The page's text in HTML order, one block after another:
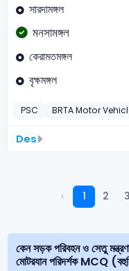
সারদামঙ্গল
মনসামঙ্গল
কেরামতমঙ্গল
বৃক্ষমঙ্গল
PSC BRTA Motor
Des
‹ 1 2 3
কেন সড়ক পরিবহন ও সেতু
মোটরযান পরিদর্শক MCQ